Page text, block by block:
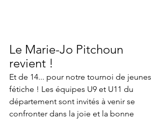
Le Marie-Jo Pitchoun
revient !
Et de 14... pour notre tournoi de jeunes
fétiche ! Les équipes U9 et U11 du
département sont invités à venir se
confronter dans la joie et la bonne